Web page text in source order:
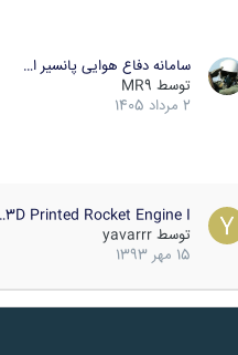
سامانه دفاع هوایی پانسیر ا…
توسط MR9
2 مرداد 1405
3D Printed Rocket Engine I…
توسط yavarrr
15 مهر 1393